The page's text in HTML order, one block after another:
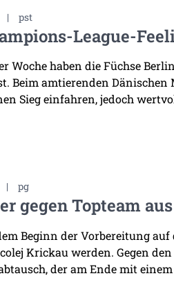
| pst
League-
Woche haben die Füchse
Beim amtierenden
Sieg einfahren, jedoch
| pg
gegen Topteam
Beginn der Vorbereitung
Krickau werden. Gegen
der am Ende mit einem